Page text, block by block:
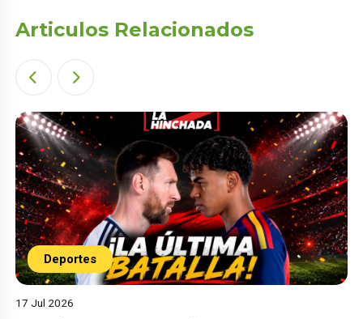
Articulos Relacionados
Deportes
17 Jul 2026